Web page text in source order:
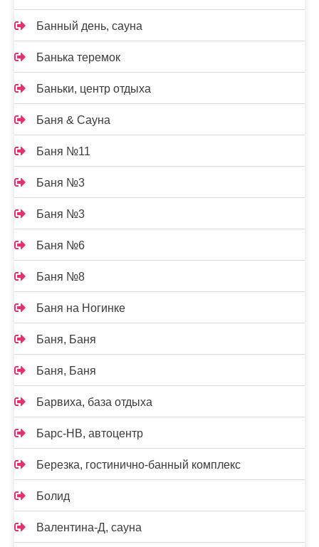
Банный день, сауна
Банька теремок
Баньки, центр отдыха
Баня & Сауна
Баня №11
Баня №3
Баня №3
Баня №6
Баня №8
Баня на Ногинке
Баня, Баня
Баня, Баня
Барвиха, база отдыха
Барс-НВ, автоцентр
Березка, гостинично-банный комплекс
Болид
Валентина-Д, сауна